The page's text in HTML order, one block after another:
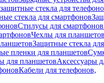
стекла для
стекла для смартфонов
Стилусы для смартфонов
Чехлы для планшетов
Защитные стекла для
пленки для планшетов
для планшетовАксессуары
Кабели для телефонов,